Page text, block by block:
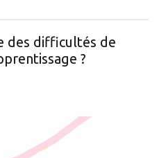
des difficultés de
?